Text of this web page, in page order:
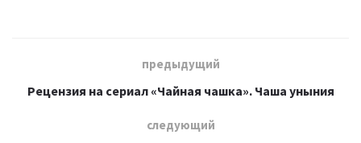
предыдущий
Рецензия на сериал «Чайная чашка». Чаша уныния
следующий